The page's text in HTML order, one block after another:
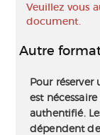
Veuillez vous
document.
Autre
Pour réserver
est
authentifié.
dépendent